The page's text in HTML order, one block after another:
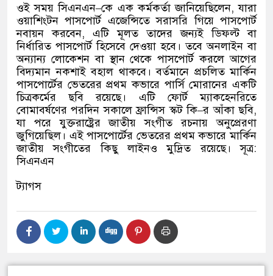
ওই সময় সিএনএন–কে এক কর্মকর্তা জানিয়েছিলেন,যারা
ওয়াশিংটন পাসপোর্ট এজেন্সিতে সরাসরি গিয়ে পাসপোর্ট
নবায়ন করবেন, এটি মূলত তাদের জন্যই ডিফল্ট বা
নির্ধারিত পাসপোর্ট হিসেবে দেওয়া হবে। তবে অনলাইন বা
অন্যান্য লোকেশন বা স্থান থেকে পাসপোর্ট করলে আগের
বিদ্যমান নকশাই বহাল থাকবে। বর্তমানে প্রচলিত মার্কিন
পাসপোর্টের ভেতরের প্রথম কভারে পার্সি মোরানের একটি
চিত্রকর্মের ছবি রয়েছে। এটি ফোর্ট ম্যাকহেনরিতে
বোমাবর্ষণের পরদিন সকালে ফ্রান্সিস স্কট কি–র আঁকা ছবি,
যা পরে যুক্তরাষ্ট্রের জাতীয় সংগীত রচনায় অনুপ্রেরণা
জুগিয়েছিল। এই পাসপোর্টের ভেতরের প্রথম কভারে মার্কিন
জাতীয় সংগীতের কিছু লাইনও মুদ্রিত রয়েছে। সূত্র:
সিএনএন
ট্যাগস